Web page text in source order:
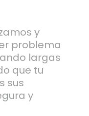
y
problema
largas
que tu
sus
y